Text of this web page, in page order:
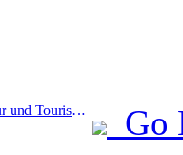
Prev:Das Ministerium für Kultur und Tourismus berichtete, dass im Jahr 2025 16.994 Sehenswürdigkeiten der Kategorie A 7,51 Milliarden Besucher empfangen und Tourismuseinnahmen in Höhe von 554,49 Milliarden Yuan generiert haben.
Go